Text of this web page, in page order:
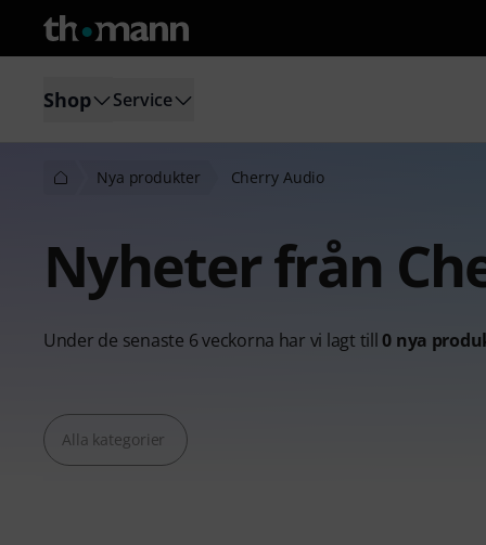
Shop Service
Nya produkter Cherry Audio
Nyheter från
Under de senaste 6 veckorna har vi lagt till0 nya
Alla kategorier